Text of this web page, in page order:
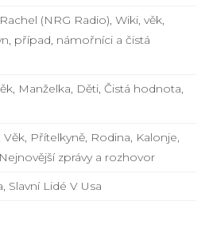
(NRG Radio), Wiki, věk,
případ, námořníci a čistá
Manželka, Děti, Čistá hodnota,
Přítelkyně, Rodina, Kalonje,
zprávy a rozhovor
Slavní Lidé V Usa